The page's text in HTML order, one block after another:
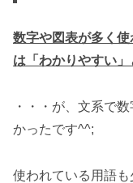
数字や図表が多く
は「わかりやすい」
・・・が、文系で
かったです^^;
使われている用語も